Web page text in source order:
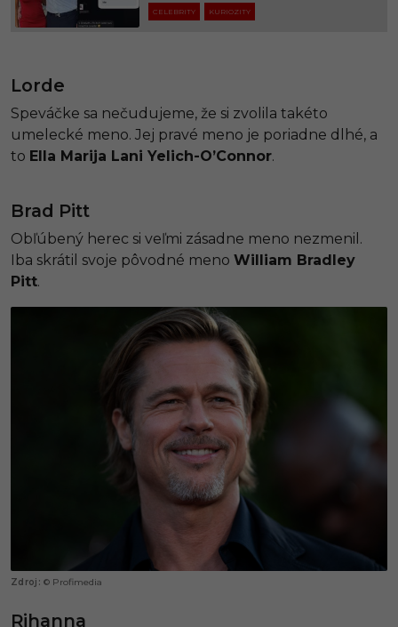
CELEBRITY KURIOZITY
Lorde
Speváčke sa nečudujeme, že si zvolila takéto
umelecké meno. Jej pravé meno je poriadne dlhé, a
to Ella Marija Lani Yelich-O’Connor.
Brad Pitt
Obľúbený herec si veľmi zásadne meno nezmenil.
Iba skrátil svoje pôvodné meno William Bradley
Pitt.
© Profimedia
Rihanna